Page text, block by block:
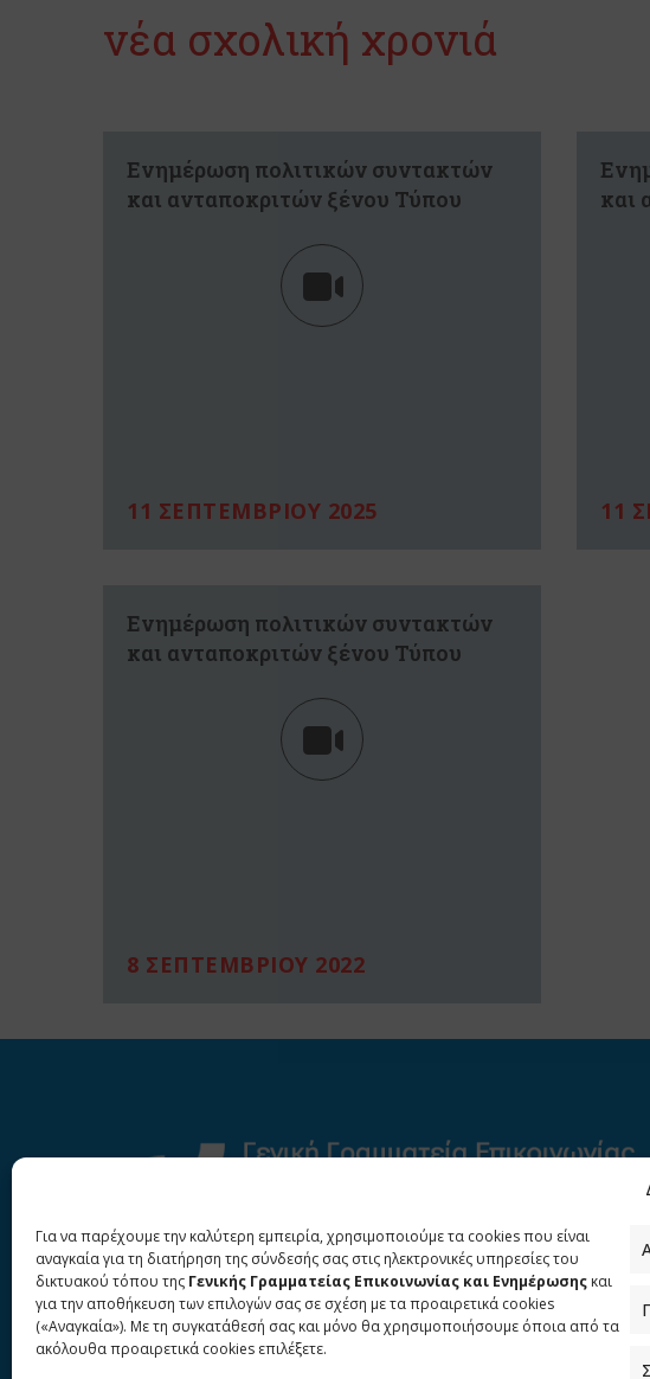
Για να παρέχουμε την καλύτερη εμπειρία, χρησιμοποιούμε τα cookies που είναι
αναγκαία για τη διατήρηση της σύνδεσής σας στις ηλεκτρονικές υπηρεσίες του
δικτυακού τόπου της Γενικής Γραμματείας Επικοινωνίας και Ενημέρωσης και
για την αποθήκευση των επιλογών σας σε σχέση με τα προαιρετικά cookies
(«Αναγκαία»). Με τη συγκατάθεσή σας και μόνο θα χρησιμοποιήσουμε όποια από τα
ακόλουθα προαιρετικά cookies επιλέξετε.
νέα σχολική χρονιά
Ενημέρωση πολιτικών συντακτών
και ανταποκριτών ξένου Τύπου
11 ΣΕΠΤΕΜΒΡΙΟΥ 2025
και
11
Ενημέρωση πολιτικών συντακτών
και ανταποκριτών ξένου Τύπου
8 ΣΕΠΤΕΜΒΡΙΟΥ 2022